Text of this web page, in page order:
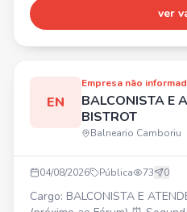
Venha fazer parte do nosso
ver
EN
Empresa não
BALCONISTA E
BISTROT
Balneario Camboriu
04/08/2026 Pública 73 0
Cargo: BALCONISTA E